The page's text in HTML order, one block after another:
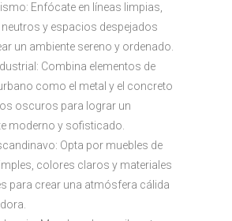
Enfócate en líneas limpias,
y espacios despejados
un ambiente sereno y ordenado.
Combina elementos de
como el metal y el concreto
oscuros para lograr un
moderno y sofisticado.
Opta por muebles de
colores claros y materiales
para crear una atmósfera cálida